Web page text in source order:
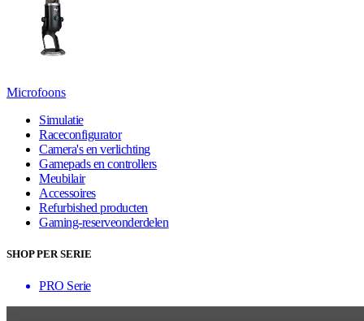
Microfoons
Simulatie
Raceconfigurator
Camera's en verlichting
Gamepads en controllers
Meubilair
Accessoires
Refurbished producten
Gaming-reserveonderdelen
SHOP PER SERIE
PRO Serie